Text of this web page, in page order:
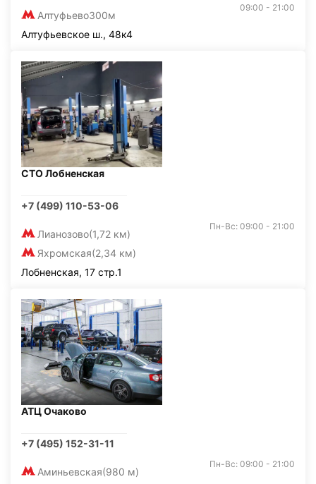
Алтуфьево300м
09:00 - 21:00
Алтуфьевское ш., 48к4
СТО Лобненская
+7 (499) 110-53-06
Лианозово(1,72 км)
Яхромская(2,34 км)
Пн-Вс: 09:00 - 21:00
Лобненская, 17 стр.1
АТЦ Очаково
+7 (495) 152-31-11
Аминьевская(980 м)
Пн-Вс: 09:00 - 21:00